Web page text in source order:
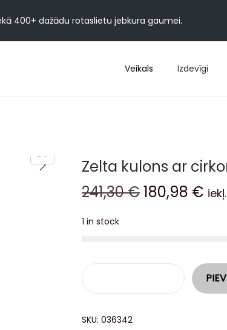
400+ dažādu rotaslietu jebkura gaumei.
Veikals Izdevīgi
Zelta kulons ar
241,30€180,98 €
1 in stock
SKU: 036342